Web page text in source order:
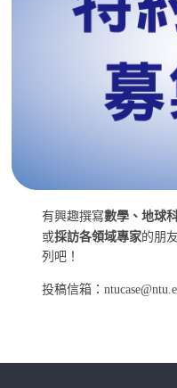
有興趣撰寫數學、地球
或採訪各領域專家的朋
列吧！
投稿信箱：